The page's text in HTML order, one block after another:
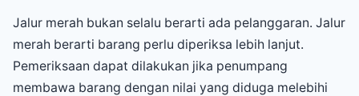
Jalur merah bukan selalu berarti ada pelanggaran. Jalur
merah berarti barang perlu diperiksa lebih lanjut.
Pemeriksaan dapat dilakukan jika penumpang
membawa barang dengan nilai yang diduga melebihi